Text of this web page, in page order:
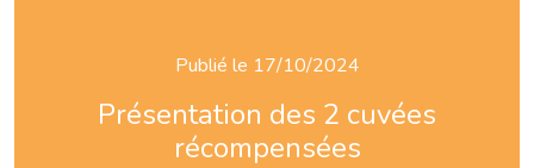
Publié le 17/10/2024
Présentation des 2 cuvées
récompensées